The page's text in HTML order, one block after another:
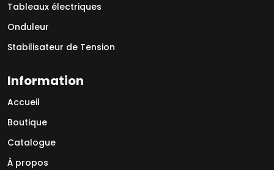
Tableaux électriques
Onduleur
Stabilisateur de Tension
Information
Accueil
Boutique
Catalogue
À propos